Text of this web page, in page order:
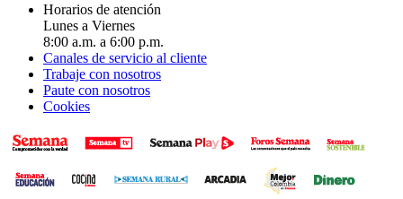
Horarios de atención
Lunes a Viernes
8:00 a.m. a 6:00 p.m.
Canales de servicio al cliente
Trabaje con nosotros
Paute con nosotros
Cookies